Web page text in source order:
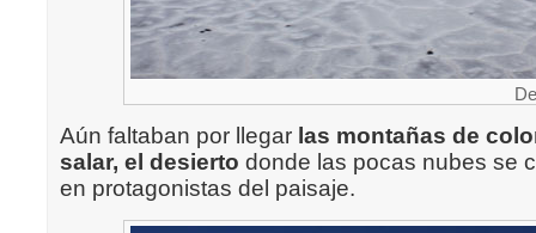
Aún faltaban por llegar las montañas de
salar, el desierto donde las pocas nubes se
en protagonistas del paisaje.